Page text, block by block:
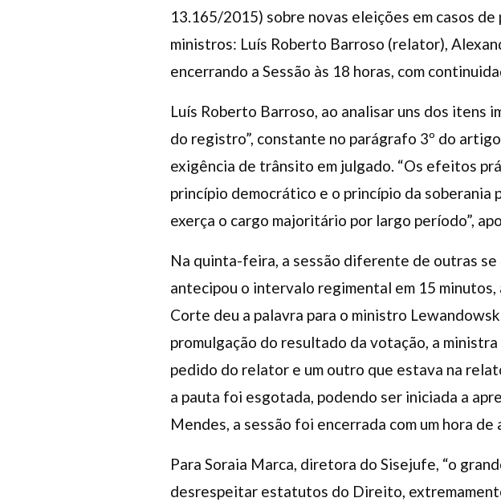
13.165/2015) sobre novas eleições em casos
ministros: Luís Roberto Barroso (relator),
encerrando a Sessão às 18 horas, com
Luís Roberto Barroso, ao analisar uns dos
do registro”, constante no parágrafo 3º do
exigência de trânsito em julgado. “Os efeitos
princípio democrático e o princípio da
exerça o cargo majoritário por largo período”,
Na quinta-feira, a sessão diferente de outras
antecipou o intervalo regimental em 15
Corte deu a palavra para o ministro
promulgação do resultado da votação, a
pedido do relator e um outro que estava na
a pauta foi esgotada, podendo ser iniciada a
Mendes, a sessão foi encerrada com um hora
Para Soraia Marca, diretora do Sisejufe, “o
desrespeitar estatutos do Direito,